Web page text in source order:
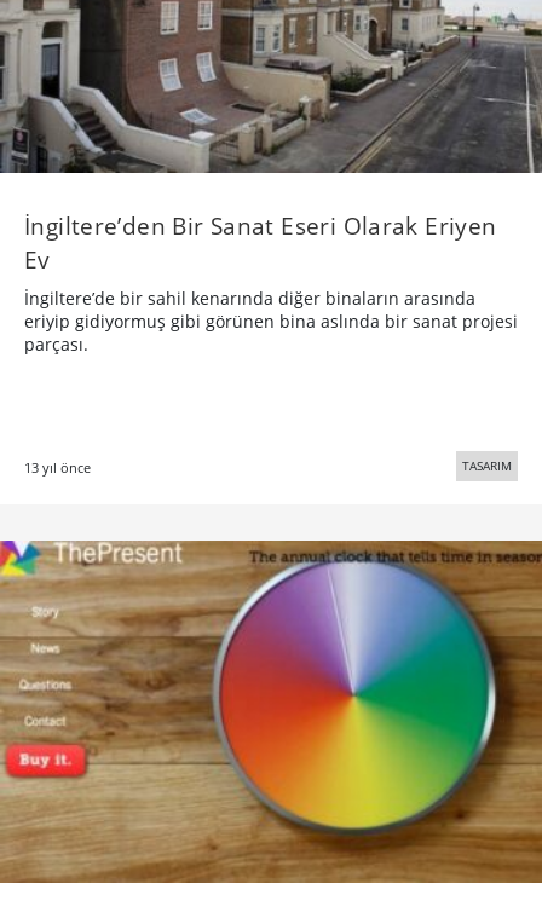
İngiltere’den Bir Sanat Eseri Olarak Eriyen
Ev
İngiltere’de bir sahil kenarında diğer binaların arasında
eriyip gidiyormuş gibi görünen bina aslında bir sanat projesi
parçası.
13 yıl önce TASARIM